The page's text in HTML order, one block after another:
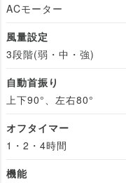
ACモーター
風量設定
3段階(弱・中・強)
自動首振り
上下90°、左右80°
オフタイマー
1・2・4時間
機能